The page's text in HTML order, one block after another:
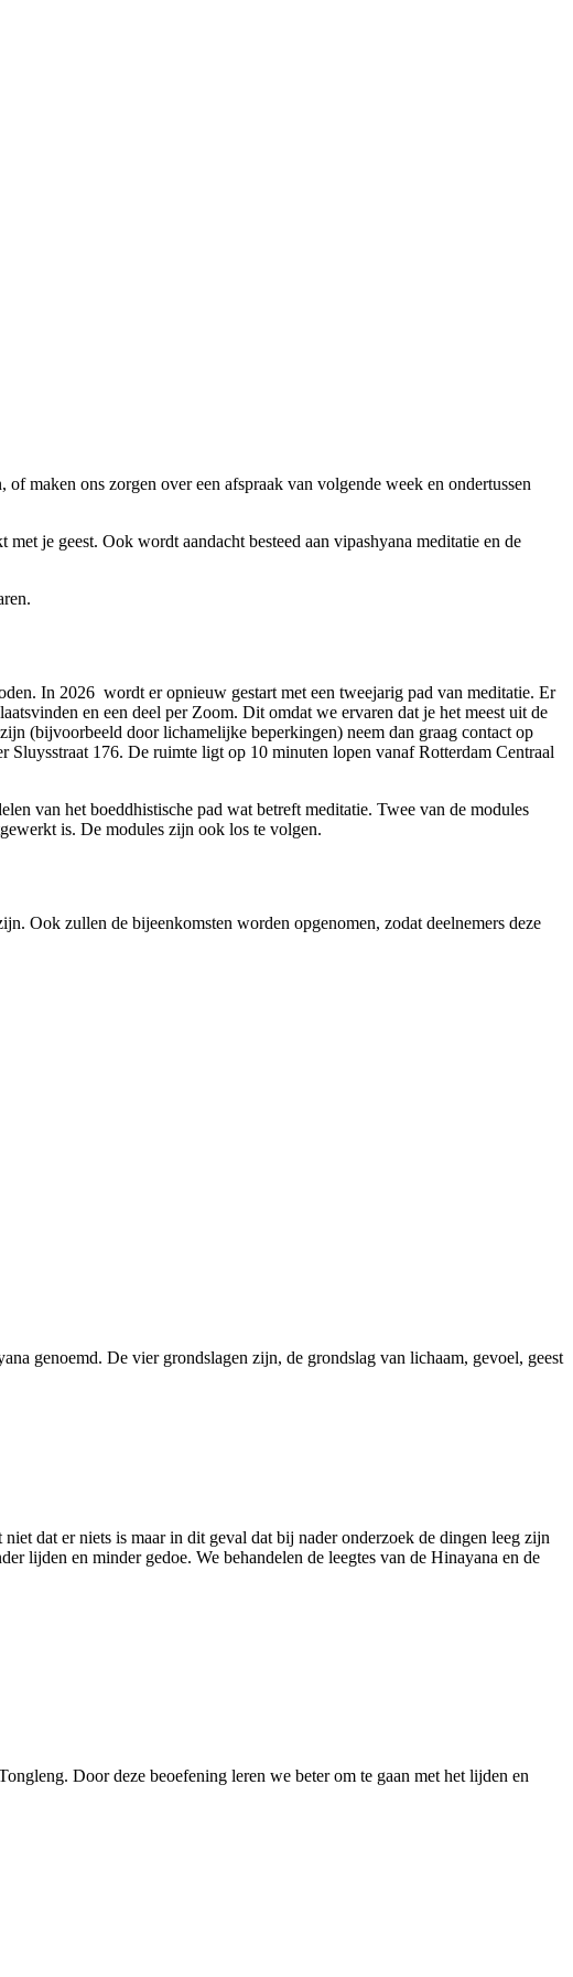
maken ons zorgen over een afspraak van volgende week en ondertussen
je geest. Ook wordt aandacht besteed aan vipashyana meditatie en de
In 2026 wordt er opnieuw gestart met een tweejarig pad van meditatie. Er
en een deel per Zoom. Dit omdat we ervaren dat je het meest uit de
(bijvoorbeeld door lichamelijke beperkingen) neem dan graag contact op
176. De ruimte ligt op 10 minuten lopen vanaf Rotterdam Centraal
van het boeddhistische pad wat betreft meditatie. Twee van de modules
is. De modules zijn ook los te volgen.
Ook zullen de bijeenkomsten worden opgenomen, zodat deelnemers deze
genoemd. De vier grondslagen zijn, de grondslag van lichaam, gevoel, geest
dat er niets is maar in dit geval dat bij nader onderzoek de dingen leeg zijn
lijden en minder gedoe. We behandelen de leegtes van de Hinayana en de
Door deze beoefening leren we beter om te gaan met het lijden en